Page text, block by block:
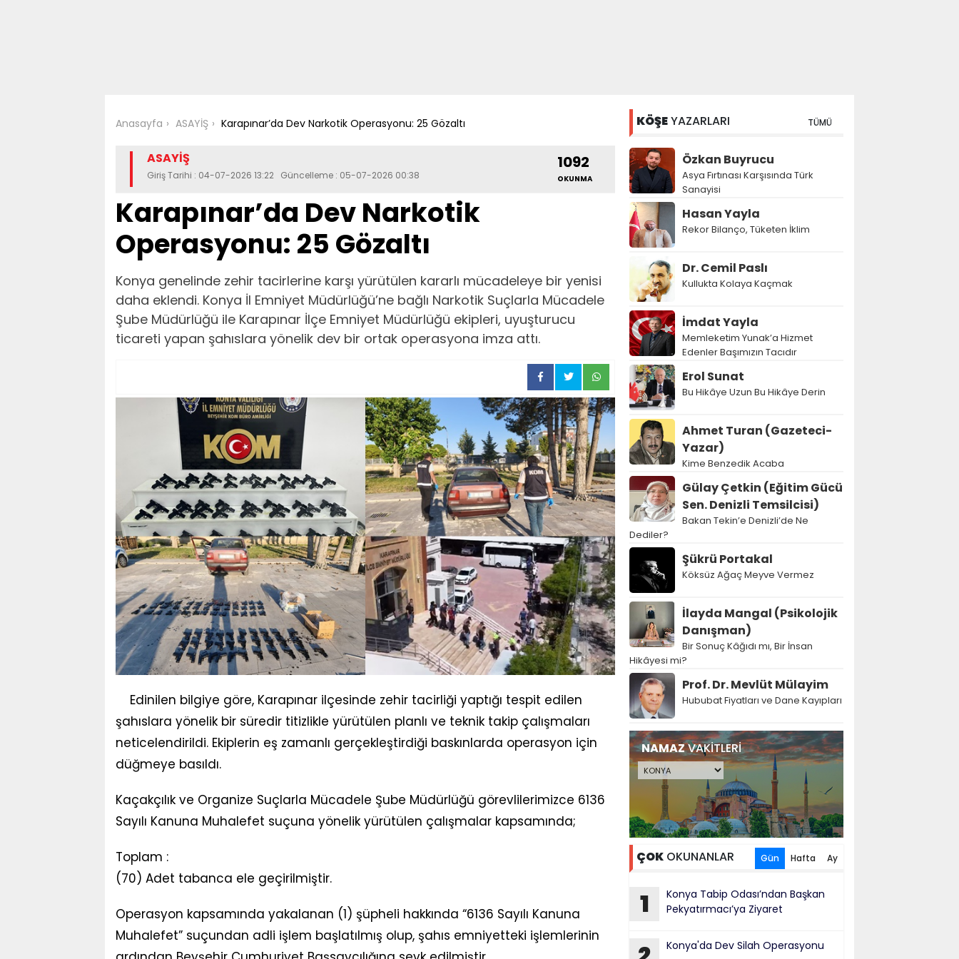
Anasayfa ASAYİŞ Karapınar’da Dev Narkotik Operasyonu: 25 Gözaltı
ASAYİŞ
Giriş Tarihi : 04-07-2026 13:22 Güncelleme : 05-07-2026 00:38
1092
OKUNMA
Karapınar’da Dev Narkotik
Operasyonu: 25 Gözaltı
Konya genelinde zehir tacirlerine karşı yürütülen kararlı mücadeleye bir yenisi
daha eklendi. Konya İl Emniyet Müdürlüğü’ne bağlı Narkotik Suçlarla Mücadele
Şube Müdürlüğü ile Karapınar İlçe Emniyet Müdürlüğü ekipleri, uyuşturucu
ticareti yapan şahıslara yönelik dev bir ortak operasyona imza attı.
Edinilen bilgiye göre, Karapınar ilçesinde zehir tacirliği yaptığı tespit edilen
şahıslara yönelik bir süredir titizlikle yürütülen planlı ve teknik takip çalışmaları
neticelendirildi. Ekiplerin eş zamanlı gerçekleştirdiği baskınlarda operasyon için
düğmeye basıldı.
Kaçakçılık ve Organize Suçlarla Mücadele Şube Müdürlüğü görevlilerimizce 6136
Sayılı Kanuna Muhalefet suçuna yönelik yürütülen çalışmalar kapsamında;
Toplam :
(70) Adet tabanca ele geçirilmiştir.
Operasyon kapsamında yakalanan (1) şüpheli hakkında “6136 Sayılı Kanuna
Muhalefet” suçundan adli işlem başlatılmış olup, şahıs emniyetteki işlemlerinin
KÖŞEYAZARLARI TÜMÜ
Özkan Buyrucu
Asya Fırtınası Karşısında Türk
Sanayisi
Hasan Yayla
Rekor Bilanço, Tüketen İklim
Dr. Cemil Paslı
Kullukta Kolaya Kaçmak
İmdat Yayla
Memleketim Yunak’a Hizmet
Edenler Başımızın Tacıdır
Erol Sunat
Bu Hikâye Uzun Bu Hikâye Derin
Ahmet Turan (Gazeteci-
Yazar)
Kime Benzedik Acaba
Gülay Çetkin (Eğitim Gücü
Sen. Denizli Temsilcisi)
Bakan Tekin’e Denizli’de Ne
Dediler?
Şükrü Portakal
Köksüz Ağaç Meyve Vermez
İlayda Mangal (Psikolojik
Danışman)
Bir Sonuç Kâğıdı mı, Bir İnsan
Hikâyesi mi?
Prof. Dr. Mevlüt Mülayim
Hububat Fiyatları ve Dane Kayıpları
NAMAZVAKİTLERİ
ÇOK OKUNANLAR Gün Hafta Ay
1
Konya Tabip Odası’ndan Başkan
Pekyatırmacı’ya Ziyaret
Konya'da Dev Silah Operasyonu